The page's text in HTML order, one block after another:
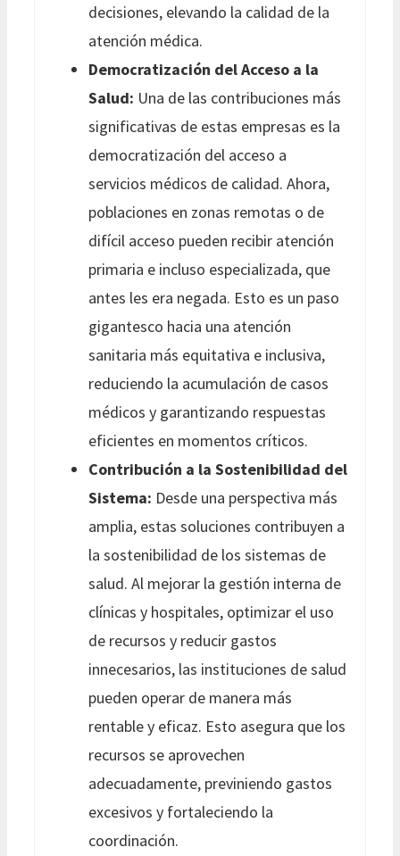
decisiones, elevando la calidad de la
atención médica.
Democratización del Acceso a la
Salud: Una de las contribuciones más
significativas de estas empresas es la
democratización del acceso a
servicios médicos de calidad. Ahora,
poblaciones en zonas remotas o de
difícil acceso pueden recibir atención
primaria e incluso especializada, que
antes les era negada. Esto es un paso
gigantesco hacia una atención
sanitaria más equitativa e inclusiva,
reduciendo la acumulación de casos
médicos y garantizando respuestas
eficientes en momentos críticos.
Contribución a la Sostenibilidad del
Sistema: Desde una perspectiva más
amplia, estas soluciones contribuyen a
la sostenibilidad de los sistemas de
salud. Al mejorar la gestión interna de
clínicas y hospitales, optimizar el uso
de recursos y reducir gastos
innecesarios, las instituciones de salud
pueden operar de manera más
rentable y eficaz. Esto asegura que los
recursos se aprovechen
adecuadamente, previniendo gastos
excesivos y fortaleciendo la
coordinación.